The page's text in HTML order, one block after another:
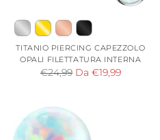
TITANIO PIERCING CAPEZZOLO
OPALI FILETTATURA INTERNA
Prezzo
€24,99 Da €19,99